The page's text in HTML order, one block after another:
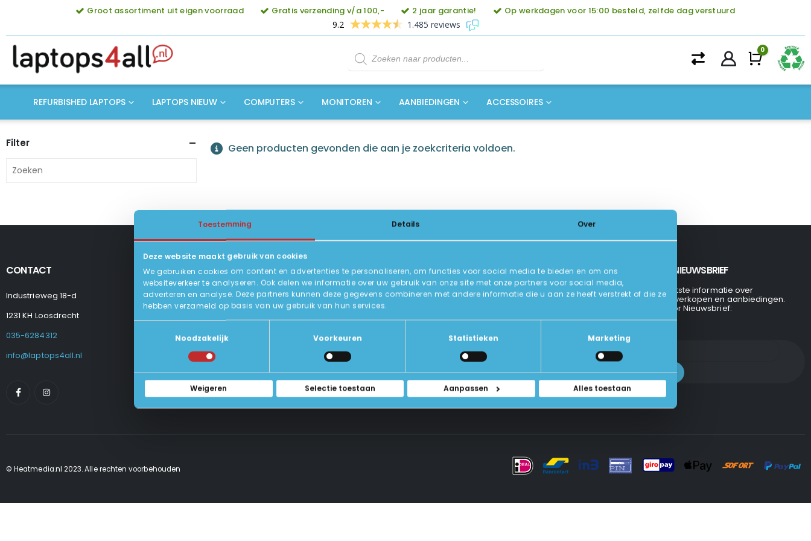
Toestemming Details Over
Deze website maakt gebruik van cookies
We gebruiken cookies om content en advertenties te personaliseren, om functies voor social media te bieden en om ons
websiteverkeer te analyseren. Ook delen we informatie over uw gebruik van onze site met onze partners voor social media,
adverteren en analyse. Deze partners kunnen deze gegevens combineren met andere informatie die u aan ze heeft verstrekt of die ze
hebben verzameld op basis van uw gebruik van hun services.
Noodzakelijk
Voorkeuren Statistieken Marketing
Weigeren Selectie toestaan Aanpassen Alles toestaan
Groot assortiment uit eigen voorraad Gratis verzending v/a 100,- 2 jaar garantie!
Op werkdagen voor 15:00 besteld, zelfde dag verstuurd
9.2
1.485 reviews
Producten
zoeken
0
REFURBISHED LAPTOPS LAPTOPS NIEUW COMPUTERS MONITOREN AANBIEDINGEN ACCESSOIRES
Geen producten gevonden die aan je zoekcriteria voldoen.
Filter
CONTACT
Industrieweg 18-d
1231 KH Loosdrecht
035-6284312
info@laptops4all.nl
KLANTENSERVICE
Levering
Betalen En Bestellen
Retourneren
Veel Gestelde Vragen
Algemene Voorwaarden
Privacy Beleid
INFORMATIE
Over Ons
U-Pas
Contact Met Ons Opnemen
INSCHRIJVEN NIEUWSBRIEF
Ontvang de laatste informatie over
evenementen, verkopen en aanbiedingen.
Aanmelden voor Nieuwsbrief:
© Heatmedia.nl 2023. Alle rechten voorbehouden